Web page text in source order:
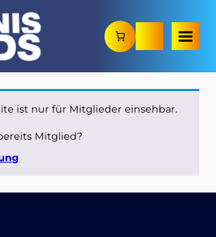
ist nur für Mitglieder einsehbar.
Mitglied?